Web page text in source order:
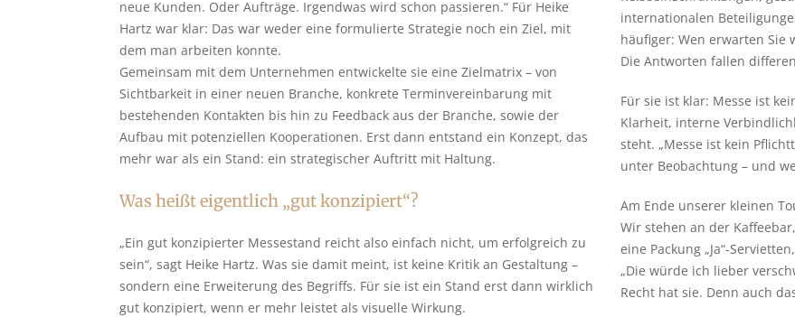
neue Kunden. Oder Aufträge. Irgendwas wird schon passieren.“ Für Heike
Hartz war klar: Das war weder eine formulierte Strategie noch ein Ziel, mit
dem man arbeiten konnte.
Gemeinsam mit dem Unternehmen entwickelte sie eine Zielmatrix – von
Sichtbarkeit in einer neuen Branche, konkrete Terminvereinbarung mit
bestehenden Kontakten bis hin zu Feedback aus der Branche, sowie der
Aufbau mit potenziellen Kooperationen. Erst dann entstand ein Konzept, das
mehr war als ein Stand: ein strategischer Auftritt mit Haltung.
Was heißt eigentlich „gut konzipiert“?
„Ein gut konzipierter Messestand reicht also einfach nicht, um erfolgreich zu
sein“, sagt Heike Hartz. Was sie damit meint, ist keine Kritik an Gestaltung –
sondern eine Erweiterung des Begriffs. Für sie ist ein Stand erst dann wirklich
gut konzipiert, wenn er mehr leistet als visuelle Wirkung.
internationalen
häufiger: Wen erwarten Sie
Die Antworten fallen
Für sie ist klar: Messe ist
Klarheit, interne
steht. „Messe ist kein
unter Beobachtung – und
Am Ende unserer kleinen
Wir stehen an der
eine Packung „Ja“-
„Die würde ich lieber
Recht hat sie. Denn auch